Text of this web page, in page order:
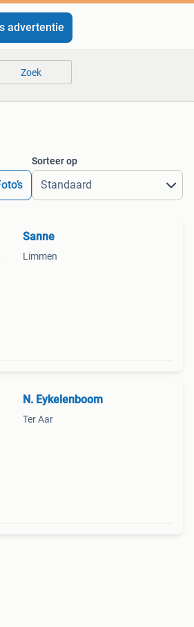
advertentie
Zoek
Sorteer op
Sanne
Limmen
N. Eykelenboom
Ter Aar